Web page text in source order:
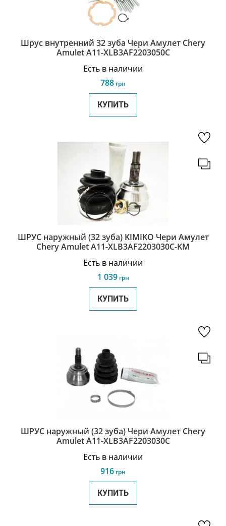
Шрус внутренний 32 зуба Чери Амулет Chery
Amulet A11-XLB3AF2203050C
Есть в наличии
788 грн
КУПИТЬ
ШРУС наружный (32 зуба) KIMIKO Чери Амулет
Chery Amulet A11-XLB3AF2203030C-KM
Есть в наличии
1 039грн
КУПИТЬ
ШРУС наружный (32 зуба) Чери Амулет Chery
Amulet A11-XLB3AF2203030C
Есть в наличии
916 грн
КУПИТЬ